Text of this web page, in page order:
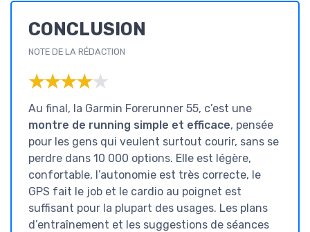
CONCLUSION
NOTE DE LA RÉDACTION
★★★★★
★★★★★
Au final, la Garmin Forerunner 55, c’est une
montre de running simple et efficace, pensée
pour les gens qui veulent surtout courir, sans se
perdre dans 10 000 options. Elle est légère,
confortable, l’autonomie est très correcte, le
GPS fait le job et le cardio au poignet est
suffisant pour la plupart des usages. Les plans
d’entraînement et les suggestions de séances